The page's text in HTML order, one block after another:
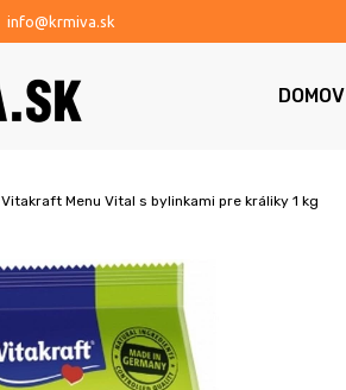
info@krmiva.sk
DOMOV
Vitakraft Menu Vital s bylinkami pre králiky 1 kg